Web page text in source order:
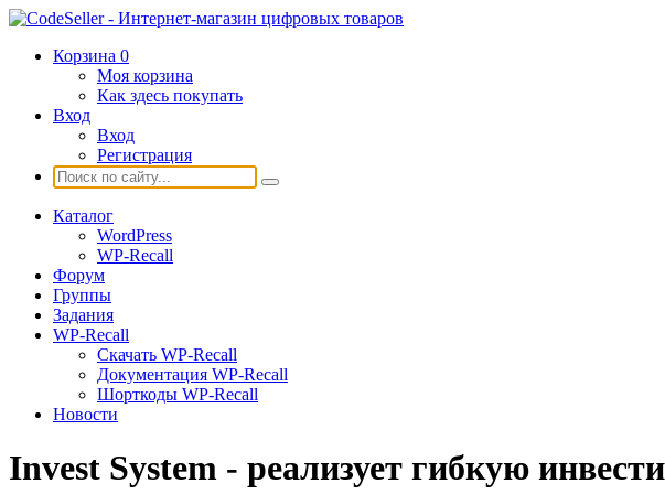
Корзина 0
Моя корзина
Как здесь покупать
Вход
Вход
Регистрация
Каталог
WordPress
WP-Recall
Форум
Группы
Задания
WP-Recall
Скачать WP-Recall
Документация WP-Recall
Шорткоды WP-Recall
Новости
Invest System - реализует гибкую